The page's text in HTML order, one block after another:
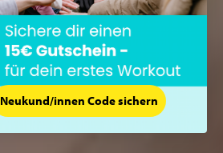
Neukund/innen Code sichern